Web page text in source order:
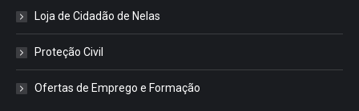
Loja de Cidadão de Nelas
Proteção Civil
Ofertas de Emprego e Formação